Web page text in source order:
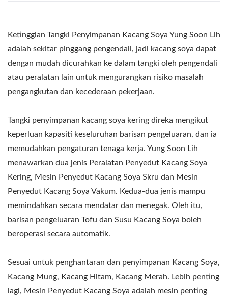
Ketinggian Tangki Penyimpanan Kacang Soya Yung Soon Lih
adalah sekitar pinggang pengendali, jadi kacang soya dapat
dengan mudah dicurahkan ke dalam tangki oleh pengendali
atau peralatan lain untuk mengurangkan risiko masalah
pengangkutan dan kecederaan pekerjaan.
Tangki penyimpanan kacang soya kering direka mengikut
keperluan kapasiti keseluruhan barisan pengeluaran, dan ia
memudahkan pengaturan tenaga kerja. Yung Soon Lih
menawarkan dua jenis Peralatan Penyedut Kacang Soya
Kering, Mesin Penyedut Kacang Soya Skru dan Mesin
Penyedut Kacang Soya Vakum. Kedua-dua jenis mampu
memindahkan secara mendatar dan menegak. Oleh itu,
barisan pengeluaran Tofu dan Susu Kacang Soya boleh
beroperasi secara automatik.
Sesuai untuk penghantaran dan penyimpanan Kacang Soya,
Kacang Mung, Kacang Hitam, Kacang Merah. Lebih penting
lagi, Mesin Penyedut Kacang Soya adalah mesin penting